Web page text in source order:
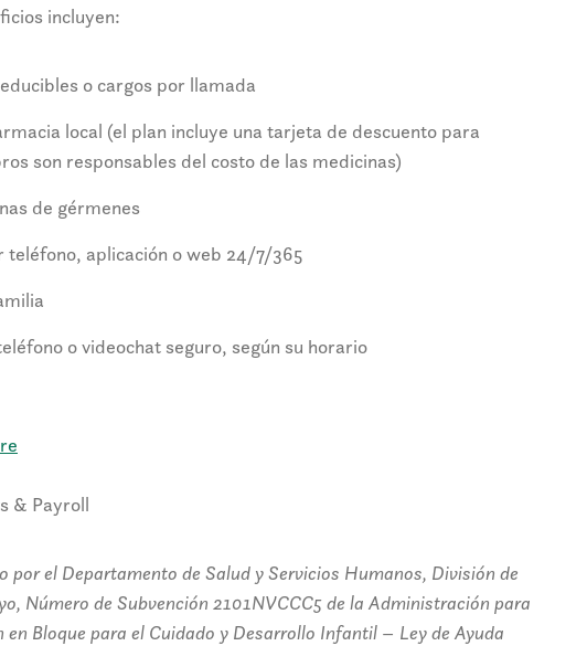
incluyen:
o cargos por llamada
local (el plan incluye una tarjeta de descuento para
son responsables del costo de las medicinas)
de gérmenes
teléfono, aplicación o web 24/7/365
o videochat seguro, según su horario
& Payroll
por el Departamento de Salud y Servicios Humanos, División de
Número de Subvención 2101NVCCC5 de la Administración para
en Bloque para el Cuidado y Desarrollo Infantil – Ley de Ayuda